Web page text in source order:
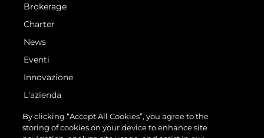
Brokerage
Charter
News
Eventi
Innovazione
L'azienda
Il Team
Lifestyle
By clicking “Accept All Cookies”, you agree to the
storing of cookies on your device to enhance site